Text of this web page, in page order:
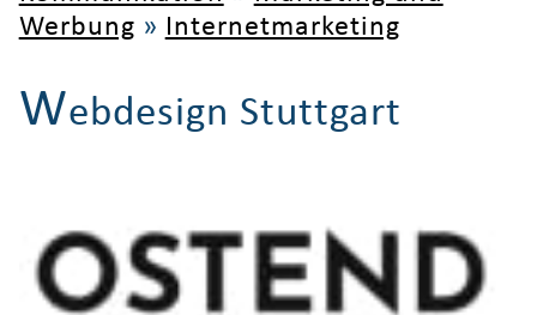
Werbung » Internetmarketing
Webdesign Stuttgart